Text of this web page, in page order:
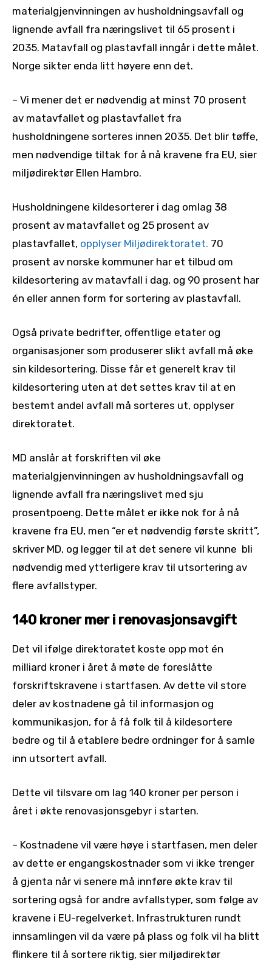
materialgjenvinningen av husholdningsavfall og
lignende avfall fra næringslivet til 65 prosent i
2035. Matavfall og plastavfall inngår i dette målet.
Norge sikter enda litt høyere enn det.
– Vi mener det er nødvendig at minst 70 prosent
av matavfallet og plastavfallet fra
husholdningene sorteres innen 2035. Det blir tøffe,
men nødvendige tiltak for å nå kravene fra EU, sier
miljødirektør Ellen Hambro.
Husholdningene kildesorterer i dag omlag 38
prosent av matavfallet og 25 prosent av
plastavfallet, opplyser Miljødirektoratet. 70
prosent av norske kommuner har et tilbud om
kildesortering av matavfall i dag, og 90 prosent har
én eller annen form for sortering av plastavfall.
Også private bedrifter, offentlige etater og
organisasjoner som produserer slikt avfall må øke
sin kildesortering. Disse får et generelt krav til
kildesortering uten at det settes krav til at en
bestemt andel avfall må sorteres ut, opplyser
direktoratet.
MD anslår at forskriften vil øke
materialgjenvinningen av husholdningsavfall og
lignende avfall fra næringslivet med sju
prosentpoeng. Dette målet er ikke nok for å nå
kravene fra EU, men “er et nødvendig første skritt”,
skriver MD, og legger til at det senere vil kunne bli
nødvendig med ytterligere krav til utsortering av
flere avfallstyper.
140 kroner mer i renovasjonsavgift
Det vil ifølge direktoratet koste opp mot én
milliard kroner i året å møte de foreslåtte
forskriftskravene i startfasen. Av dette vil store
deler av kostnadene gå til informasjon og
kommunikasjon, for å få folk til å kildesortere
bedre og til å etablere bedre ordninger for å samle
inn utsortert avfall.
Dette vil tilsvare om lag 140 kroner per person i
året i økte renovasjonsgebyr i starten.
– Kostnadene vil være høye i startfasen, men deler
av dette er engangskostnader som vi ikke trenger
å gjenta når vi senere må innføre økte krav til
sortering også for andre avfallstyper, som følge av
kravene i EU-regelverket. Infrastrukturen rundt
innsamlingen vil da være på plass og folk vil ha blitt
flinkere til å sortere riktig, sier miljødirektør